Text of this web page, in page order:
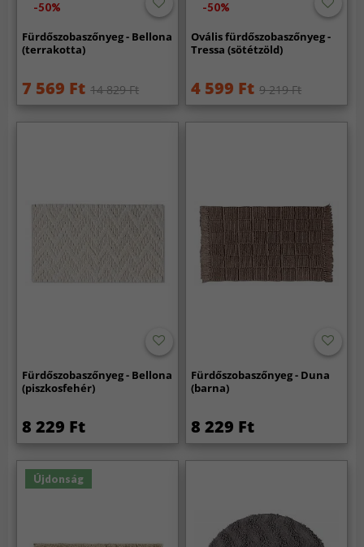
-50%
Fürdőszobaszőnyeg - Bellona
(terrakotta)
7 569 Ft 14 829 Ft
-50%
Ovális fürdőszobaszőnyeg -
Tressa (sötétzöld)
4 599 Ft 9 219 Ft
Fürdőszobaszőnyeg - Bellona
(piszkosfehér)
8 229 Ft
Fürdőszobaszőnyeg - Duna
(barna)
8 229 Ft
Újdonság